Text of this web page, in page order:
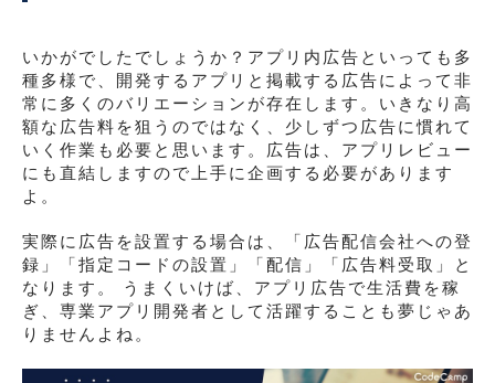
いかがでしたでしょうか？アプリ内広告といっても多
種多様で、開発するアプリと掲載する広告によって非
常に多くのバリエーションが存在します。いきなり高
額な広告料を狙うのではなく、少しずつ広告に慣れて
いく作業も必要と思います。広告は、アプリレビュー
にも直結しますので上手に企画する必要があります
よ。
実際に広告を設置する場合は、「広告配信会社への登
録」「指定コードの設置」「配信」「広告料受取」と
なります。 うまくいけば、アプリ広告で生活費を稼
ぎ、専業アプリ開発者として活躍することも夢じゃあ
りませんよね。